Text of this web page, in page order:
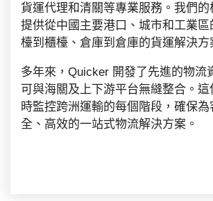
貨運代理和清關等專業服務。我們
提供從中國主要港口、城市和工業
檯到櫃檯、倉庫到倉庫的貨運解決方
多年來，Quicker 開發了先進的物流
可與海關及上下游平台無縫整合。
時監控跨洲運輸的每個階段，確保為
全、高效的一站式物流解決方案。